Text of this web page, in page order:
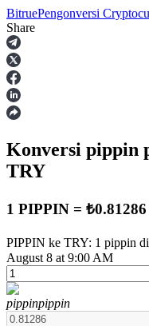
Berjangka
USDT Berjangka
Kontrak berjangka
BitruePengonversi
Share
Konversi pippin
TRY
1 PIPPIN =
PIPPIN ke TRY: 1 pippin
August 8 at 9:00 AM
pippinpippin